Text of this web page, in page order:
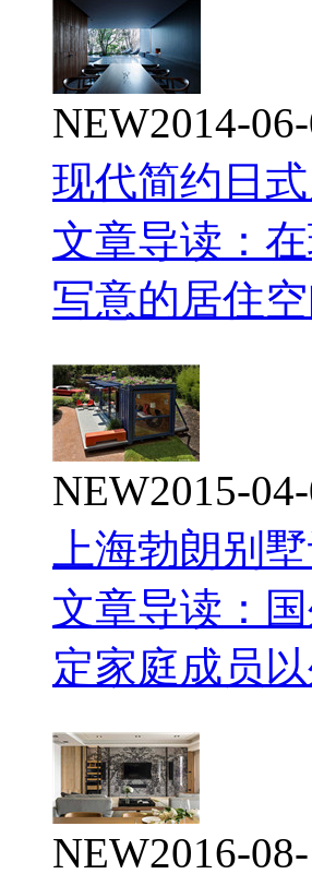
NEW2014-
现代简约日
文章导读：
写意的居住
NEW2015-
上海勃朗别
文章导读：
定家庭成员
NEW2016-